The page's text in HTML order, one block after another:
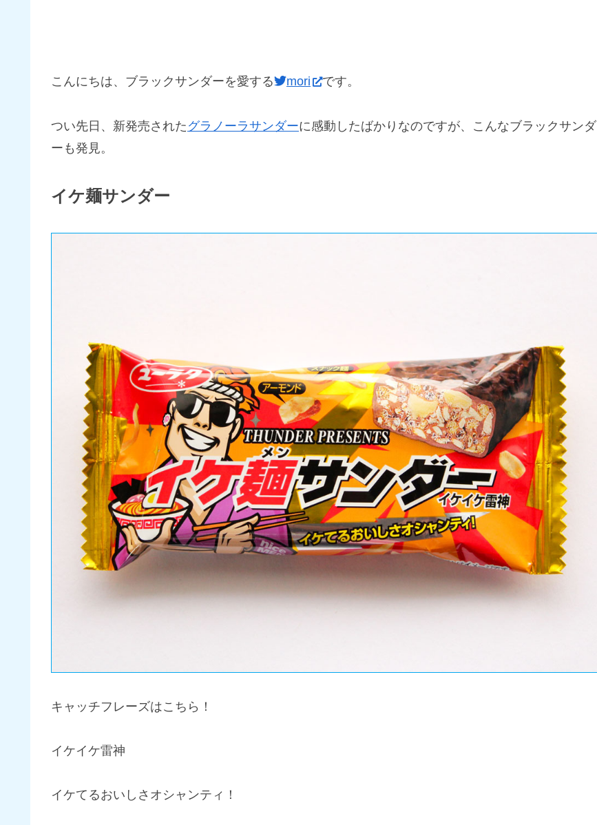
こんにちは、ブラックサンダーを愛する mori です。
つい先日、新発売された グラノーラサンダーに感動したばかりなのですが、こんなブラックサンダ
ーも発見。
イケ麺サンダー
キャッチフレーズはこちら！
イケイケ雷神
イケてるおいしさオシャンティ！